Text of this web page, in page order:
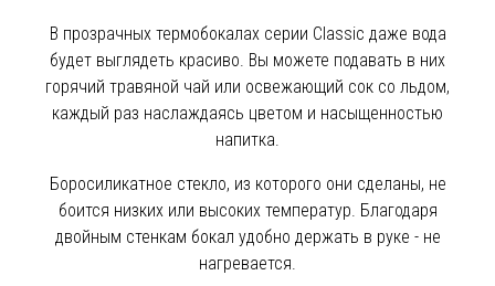
В прозрачных термобокалах серии Classic даже вода
будет выглядеть красиво. Вы можете подавать в них
горячий травяной чай или освежающий сок со льдом,
каждый раз наслаждаясь цветом и насыщенностью
напитка.
Боросиликатное стекло, из которого они сделаны, не
боится низких или высоких температур. Благодаря
двойным стенкам бокал удобно держать в руке - не
нагревается.